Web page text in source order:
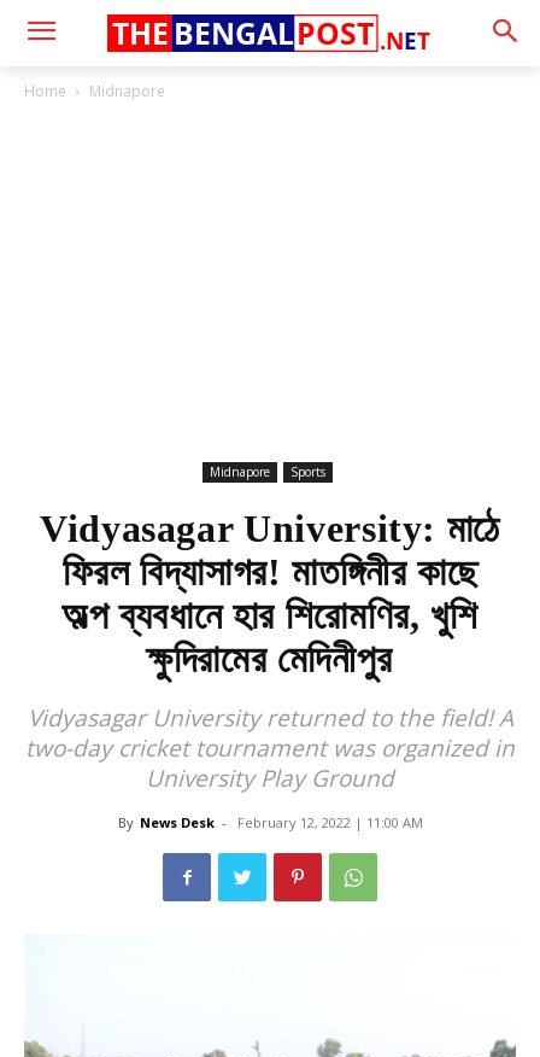
.NET
THE BENGALPOST
Home Midnapore
Midnapore Sports
Vidyasagar University: মাঠে
ফিরল বিদ্যাসাগর! মাতঙ্গিনীর কাছে
অল্প ব্যবধানে হার শিরোমণির, খুশি
ক্ষুদিরামের মেদিনীপুর
Vidyasagar University returned to the field! A
two-day cricket tournament was organized in
University Play Ground
By News Desk - February 12, 2022 | 11:00 AM